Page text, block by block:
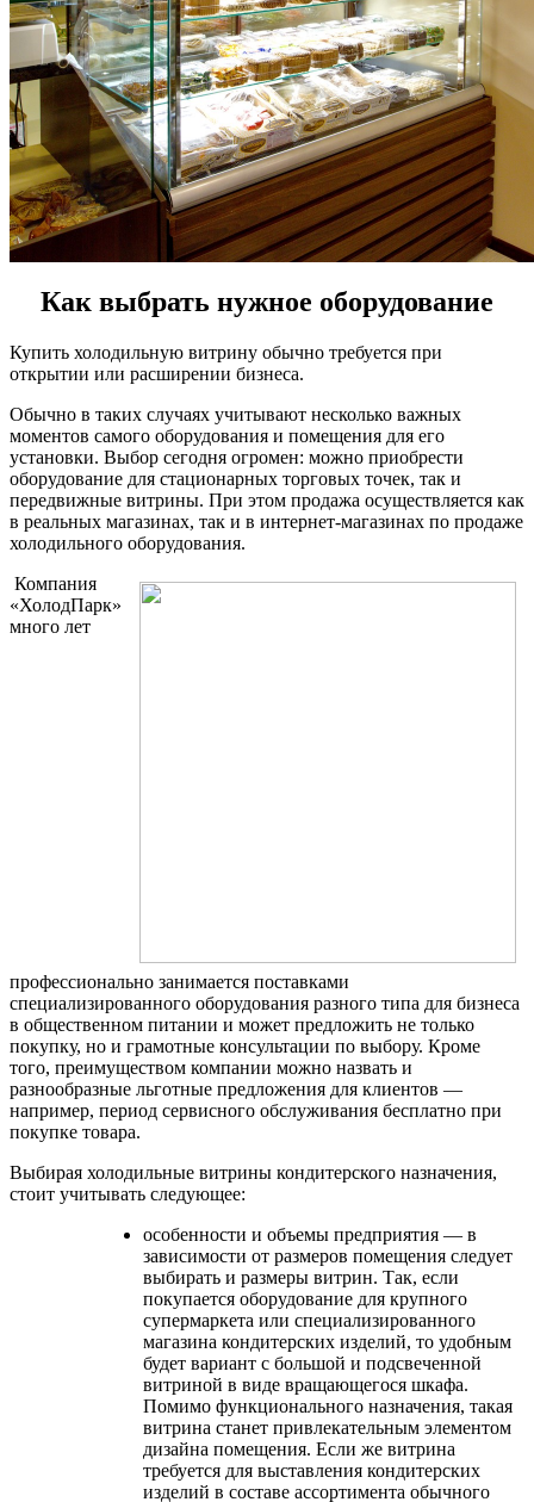
Как выбрать нужное оборудование
Купить холодильную витрину обычно требуется при
открытии или расширении бизнеса.
Обычно в таких случаях учитывают несколько важных
моментов самого оборудования и помещения для его
установки. Выбор сегодня огромен: можно приобрести
оборудование для стационарных торговых точек, так и
передвижные витрины. При этом продажа осуществляется как
в реальных магазинах, так и в интернет-магазинах по продаже
холодильного оборудования.
Компания
«ХолодПарк»
много лет
профессионально занимается поставками
специализированного оборудования разного типа для бизнеса
в общественном питании и может предложить не только
покупку, но и грамотные консультации по выбору. Кроме
того, преимуществом компании можно назвать и
разнообразные льготные предложения для клиентов —
например, период сервисного обслуживания бесплатно при
покупке товара.
Выбирая холодильные витрины кондитерского назначения,
стоит учитывать следующее:
особенности и объемы предприятия — в
зависимости от размеров помещения следует
выбирать и размеры витрин. Так, если
покупается оборудование для крупного
супермаркета или специализированного
магазина кондитерских изделий, то удобным
будет вариант с большой и подсвеченной
витриной в виде вращающегося шкафа.
Помимо функционального назначения, такая
витрина станет привлекательным элементом
дизайна помещения. Если же витрина
требуется для выставления кондитерских
изделий в составе ассортимента обычного